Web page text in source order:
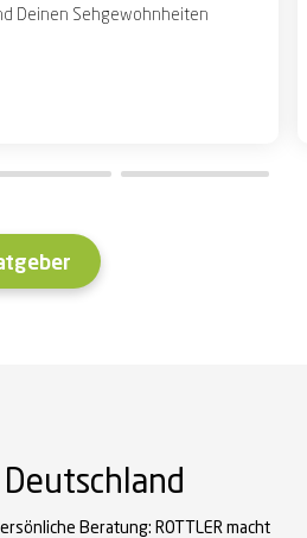
Deinen Sehgewohnheiten
Beratung: ROTTLER macht